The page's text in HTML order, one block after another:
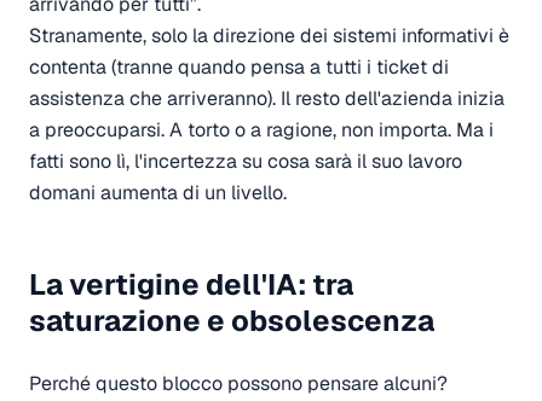
Stranamente, solo la direzione dei sistemi informativi è
contenta (tranne quando pensa a tutti i ticket di
assistenza che arriveranno). Il resto dell'azienda inizia
a preoccuparsi. A torto o a ragione, non importa. Ma i
fatti sono lì, l'incertezza su cosa sarà il suo lavoro
domani aumenta di un livello.
La vertigine dell'IA: tra
saturazione e obsolescenza
Perché questo blocco possono pensare alcuni?